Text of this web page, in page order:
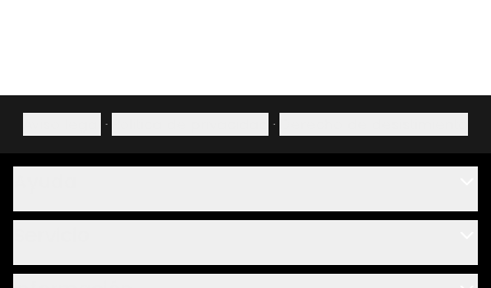
· ·
Sobre nosotros